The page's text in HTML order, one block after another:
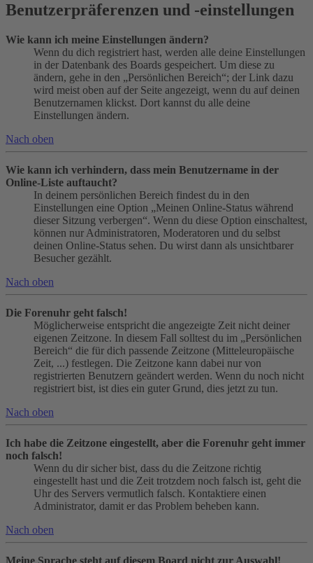
Benutzerpräferenzen und -einstellungen
Wie kann ich meine Einstellungen ändern?
Wenn du dich registriert hast, werden alle deine Einstellungen
in der Datenbank des Boards gespeichert. Um diese zu
ändern, gehe in den „Persönlichen Bereich“; der Link dazu
wird meist oben auf der Seite angezeigt, wenn du auf deinen
Benutzernamen klickst. Dort kannst du alle deine
Einstellungen ändern.
Nach oben
Wie kann ich verhindern, dass mein Benutzername in der
Online-Liste auftaucht?
In deinem persönlichen Bereich findest du in den
Einstellungen eine Option „Meinen Online-Status während
dieser Sitzung verbergen“. Wenn du diese Option einschaltest,
können nur Administratoren, Moderatoren und du selbst
deinen Online-Status sehen. Du wirst dann als unsichtbarer
Besucher gezählt.
Nach oben
Die Forenuhr geht falsch!
Möglicherweise entspricht die angezeigte Zeit nicht deiner
eigenen Zeitzone. In diesem Fall solltest du im „Persönlichen
Bereich“ die für dich passende Zeitzone (Mitteleuropäische
Zeit, ...) festlegen. Die Zeitzone kann dabei nur von
registrierten Benutzern geändert werden. Wenn du noch nicht
registriert bist, ist dies ein guter Grund, dies jetzt zu tun.
Nach oben
Ich habe die Zeitzone eingestellt, aber die Forenuhr geht immer
noch falsch!
Wenn du dir sicher bist, dass du die Zeitzone richtig
eingestellt hast und die Zeit trotzdem noch falsch ist, geht die
Uhr des Servers vermutlich falsch. Kontaktiere einen
Administrator, damit er das Problem beheben kann.
Nach oben
Meine Sprache steht auf diesem Board nicht zur Auswahl!